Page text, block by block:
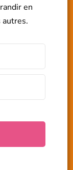
en
autres.